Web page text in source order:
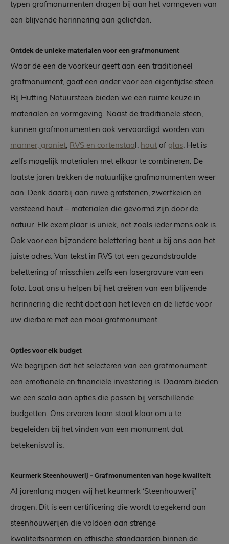
typen grafmonumenten dragen bij aan het vormgeven van
een blijvende herinnering aan geliefden.
Ontdek de unieke materialen voor een grafmonument
Waar de een de voorkeur geeft aan een traditioneel
grafmonument, gaat een ander voor een eigentijdse steen.
Bij Hutting Natuursteen bieden we een ruime keuze in
materialen en vormgeving. Naast de traditionele steen,
kunnen grafmonumenten ook vervaardigd worden van
marmer, graniet RVS en cortenstaal, hout of glas . Het is
zelfs mogelijk materialen met elkaar te combineren. De
laatste jaren trekken de natuurlijke grafmonumenten weer
aan. Denk daarbij aan ruwe grafstenen, zwerfkeien en
versteend hout – materialen die gevormd zijn door de
natuur. Elk exemplaar is uniek, net zoals ieder mens ook is.
Ook voor een bijzondere belettering bent u bij ons aan het
juiste adres. Van tekst in RVS tot een gezandstraalde
belettering of misschien zelfs een lasergravure van een
foto. Laat ons u helpen bij het creëren van een blijvende
herinnering die recht doet aan het leven en de liefde voor
uw dierbare met een mooi grafmonument.
Opties voor elk budget
We begrijpen dat het selecteren van een grafmonument
een emotionele en financiële investering is. Daarom bieden
we een scala aan opties die passen bij verschillende
budgetten. Ons ervaren team staat klaar om u te
begeleiden bij het vinden van een monument dat
betekenisvol is.
Keurmerk Steenhouwerij – Grafmonumenten van hoge kwaliteit
Al jarenlang mogen wij het keurmerk ‘Steenhouwerij’
dragen. Dit is een certificering die wordt toegekend aan
steenhouwerijen die voldoen aan strenge
kwaliteitsnormen en ethische standaarden binnen de